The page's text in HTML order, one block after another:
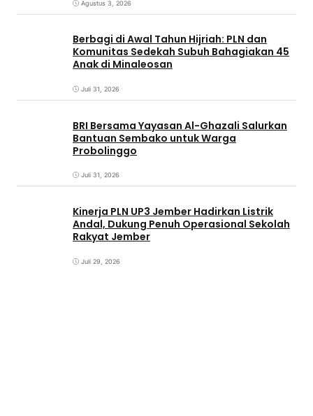
Agustus 3, 2026
Berbagi di Awal Tahun Hijriah: PLN dan
Komunitas Sedekah Subuh Bahagiakan 45
Anak di Minaleosan
Juli 31, 2026
BRI Bersama Yayasan Al-Ghazali Salurkan
Bantuan Sembako untuk Warga
Probolinggo
Juli 31, 2026
Kinerja PLN UP3 Jember Hadirkan Listrik
Andal, Dukung Penuh Operasional Sekolah
Rakyat Jember
Juli 29, 2026